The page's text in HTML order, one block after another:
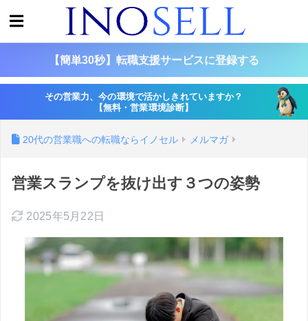
【簡単30秒】転職支援サービスに登録する
その営業力、今の環境で活かしきれていますか？
【無料・営業環境診断】
20代の営業職への転職ならイノセル メルマガ
営業スランプを抜け出す３つの姿勢
2025年5月22日